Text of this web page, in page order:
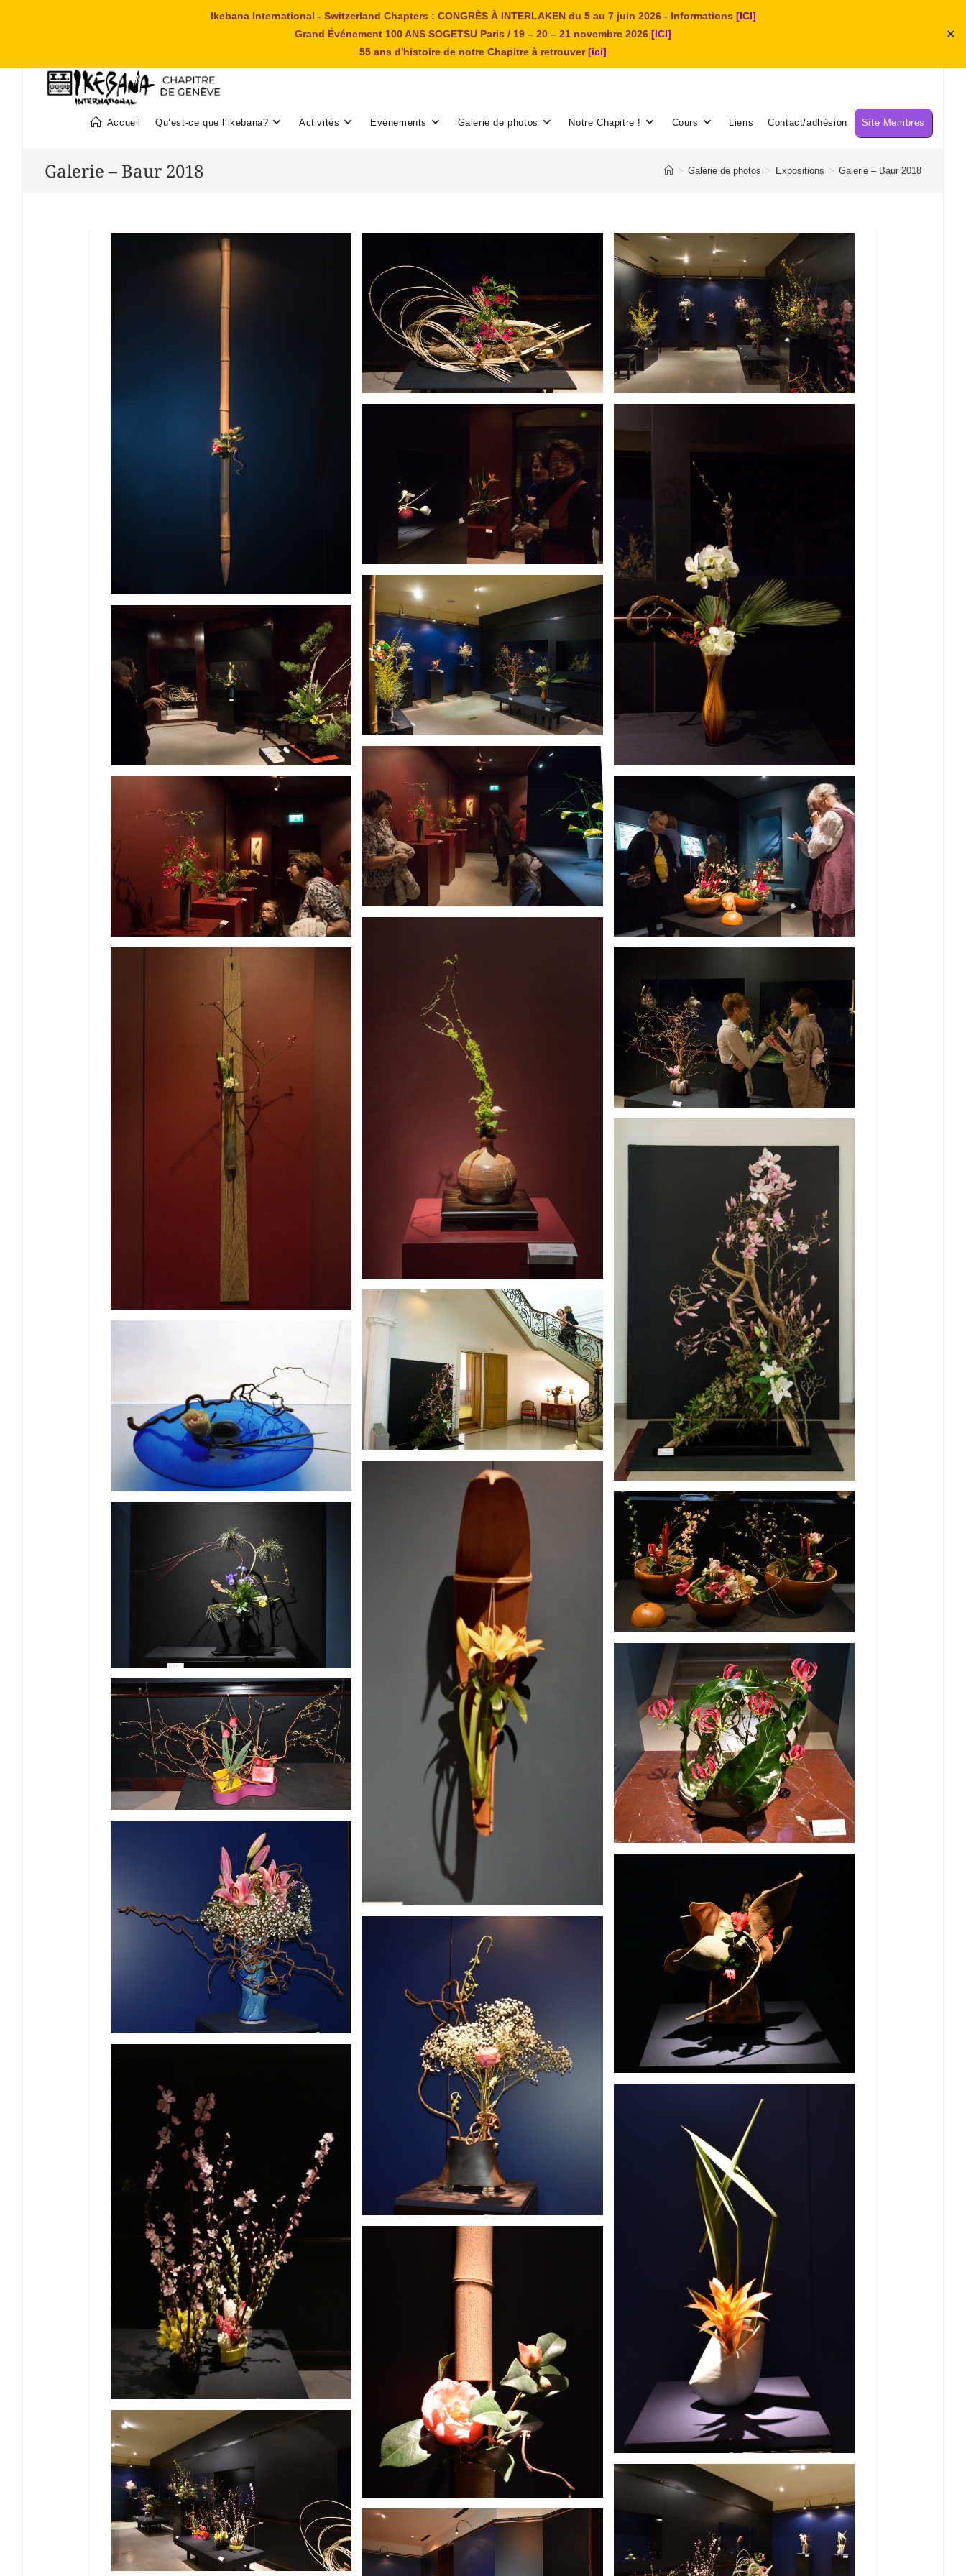
Ikebana International - Switzerland Chapters : CONGRÈS À INTERLAKEN du 5 au 7 juin 2026 - Informations [ICI]
Grand Événement 100 ANS SOGETSU Paris / 19 – 20 – 21 novembre 2026 [ICI]
55 ans d'histoire de notre Chapitre à retrouver[ici]
✕
Accueil Qu’est-ce que l’ikebana? Activités Evénements Galerie de photos Notre Chapitre ! Cours Liens Contact/adhésion Site Membres
Galerie – Baur 2018 > Galerie de photos > Expositions > Galerie – Baur 2018